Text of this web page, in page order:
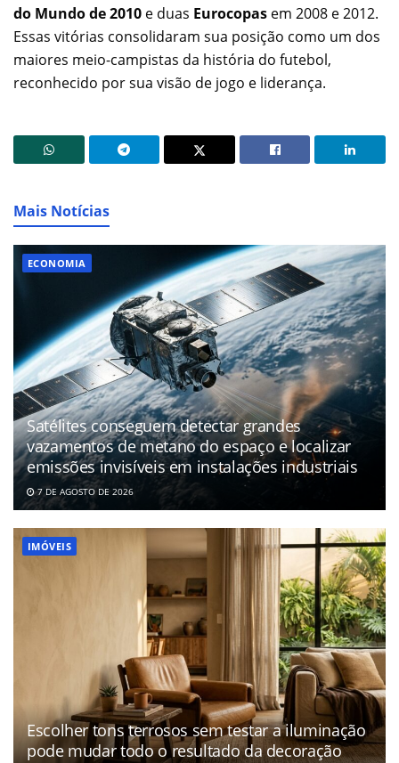
do Mundo de 2010 e duas Eurocopas em 2008 e 2012.
Essas vitórias consolidaram sua posição como um dos
maiores meio-campistas da história do futebol,
reconhecido por sua visão de jogo e liderança.
Mais Notícias
ECONOMIA
Satélites conseguem detectar grandes
vazamentos de metano do espaço e localizar
emissões invisíveis em instalações industriais
7 DE AGOSTO DE 2026
IMÓVEIS
Escolher tons terrosos sem testar a iluminação
pode mudar todo o resultado da decoração